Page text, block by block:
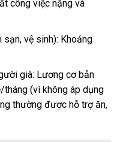
công việc nặng và
sạn, vệ sinh): Khoảng
già: Lương cơ bản
(vì không áp dụng
thường được hỗ trợ ăn,